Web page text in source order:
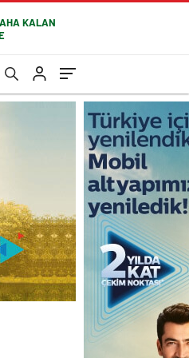
KALAN